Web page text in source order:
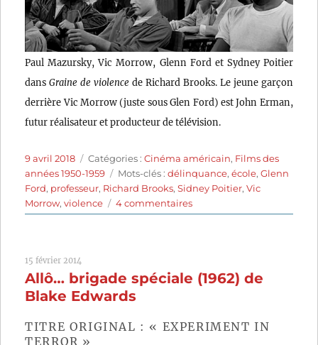
Paul Mazursky, Vic Morrow, Glenn Ford et Sydney Poitier
dansGraine de violence de Richard Brooks. Le jeune garçon
derrière Vic Morrow (juste sous Glen Ford) est John Erman,
futur réalisateur et producteur de télévision.
Publié
le
9 avril 2018 Catégories
Catégories :Cinéma américain, Films des
années 1950-1959
Étiquettes
Mots-clés :délinquance,école,Glenn
Ford, professeur, Richard Brooks,Sidney Poitier,Vic
Morrow,violence 4 commentairessur
Graine
de
15 février 2014
Allô… brigade spéciale (1962) de
Blake Edwards
TITRE ORIGINAL : « EXPERIMENT IN
TERROR »